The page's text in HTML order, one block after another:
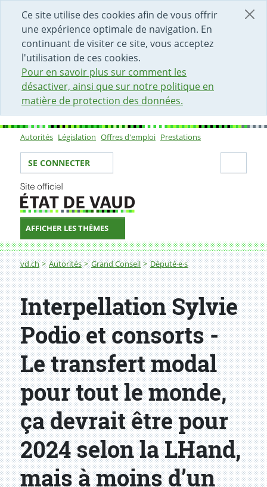
Ce site utilise des cookies afin de vous offrir
une expérience optimale de navigation. En
continuant de visiter ce site, vous acceptez
l'utilisation de ces cookies.
Pour en savoir plus sur comment les
désactiver, ainsi que sur notre politique en
matière de protection des données.
DÉBUT DU CONTENU DE LA PAGE
ACCÈS AU CHAMP DE RECHERCHE
PAGE D'ACCUEIL
FORMULAIRE DE CONTACT
Sous-navigation
Autorités Législation Offres d'emploi Prestations
Votre identité
SE CONNECTER
AFFICHER LES THÈMES
Fil d'Ariane
vd.ch Autorités Grand Conseil Député·e·s
Interpellation Sylvie
Podio et consorts -
Le transfert modal
pour tout le monde,
ça devrait être pour
2024 selon la LHand,
mais à moins d’un